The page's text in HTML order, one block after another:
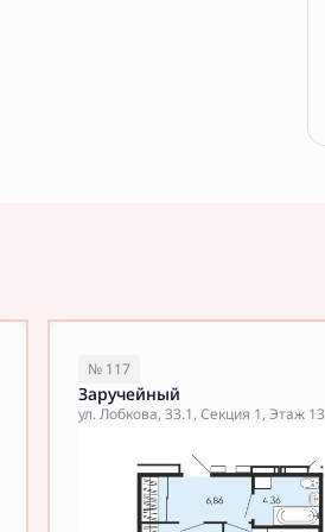
№ 117
Заручейный
ул. Лобкова, 33.1, Секция 1, Этаж 13